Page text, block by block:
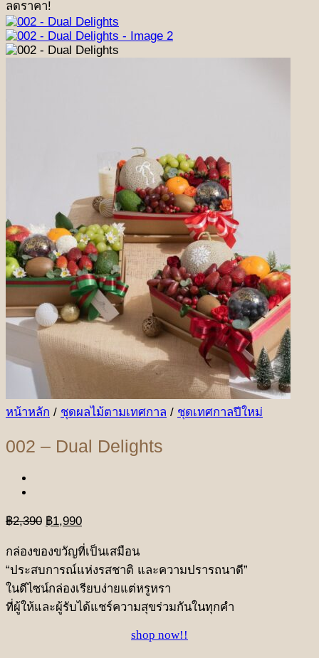
ลดราคา!
หน้าหลัก / ชุดผลไม้ตามเทศกาล / ชุดเทศกาลปีใหม่
002 – Dual Delights
฿2,390 Original
was:
฿2,390.
฿1,990Current
is:
฿1,990.
กล่องของขวัญที่เป็นเสมือน
“ประสบการณ์แห่งรสชาติ และความปรารถนาดี”
ในดีไซน์กล่องเรียบง่ายแต่หรูหรา
ที่ผู้ให้และผู้รับได้แชร์ความสุขร่วมกันในทุกคำ
shop now!!